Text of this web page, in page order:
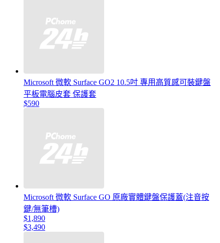
Microsoft 微軟 Surface GO2 10.5吋 專用高質感可裝鍵盤
平板電腦皮套 保護套
$590
Microsoft 微軟 Surface GO 原廠實體鍵盤保護蓋(注音按
鍵/無筆槽)
$1,890
$3,490